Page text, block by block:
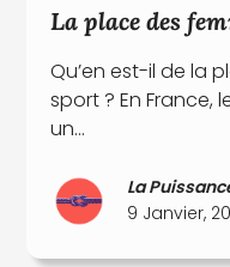
La place des
Qu’en est-il de la
sport ? En France,
un...
La
9 Janvier,